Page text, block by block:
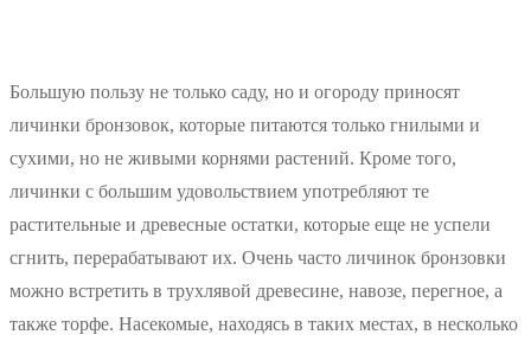
Большую пользу не только саду, но и огороду приносят
личинки бронзовок, которые питаются только гнилыми и
сухими, но не живыми корнями растений. Кроме того,
личинки с большим удовольствием употребляют те
растительные и древесные остатки, которые еще не успели
сгнить, перерабатывают их. Очень часто личинок бронзовки
можно встретить в трухлявой древесине, навозе, перегное, а
также торфе. Насекомые, находясь в таких местах, в несколько